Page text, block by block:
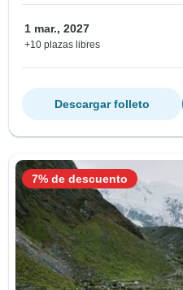
1 mar., 2027
+10 plazas libres
Descargar folleto
7% de descuento